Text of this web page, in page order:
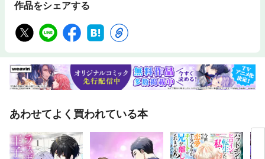
作品をシェアする
あわせてよく買われている本